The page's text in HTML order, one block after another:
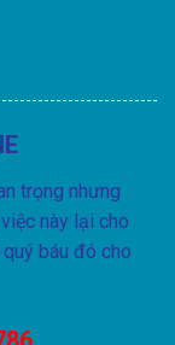
trọng nhưng
này lại cho
báu đó cho